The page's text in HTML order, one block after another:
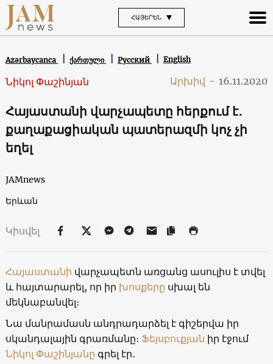
ՀԱՅԵՐԵՆ
Azərbaycanca ქართული Русский English
Նիկոլ Փաշինյան Արխիվ - 16.11.2020
Հայաստանի վարչապետը հերքում է․
քաղաքացիական պատերազմի կոչ չի
եղել
JAMnews
Երևան
Կիսվել
Հայաստանի վարչապետն առցանց ասուլիս է տվել
և հայտարարել, որ իր խոսքերը սխալ են
մեկնաբանվել։
Նա մանրամասն անդրադարձել է գիշերվա իր
սկանդալային գրառմանը։ Ֆեյսբուքյան իր էջում
Նիկոլ Փաշինյանը գրել էր․